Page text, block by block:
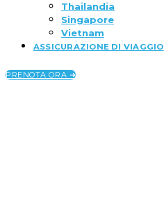
Thailandia
Singapore
Vietnam
ASSICURAZIONE DI VIAGGIO
PRENOTA ORA ➜